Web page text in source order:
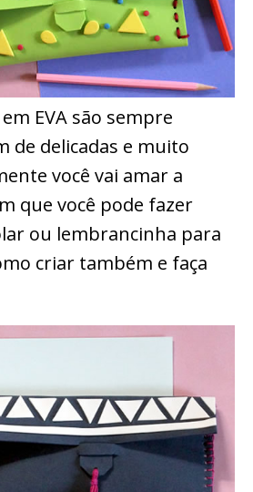
EVA são sempre
de delicadas e muito
você vai amar a
que você pode fazer
ou lembrancinha para
criar também e faça